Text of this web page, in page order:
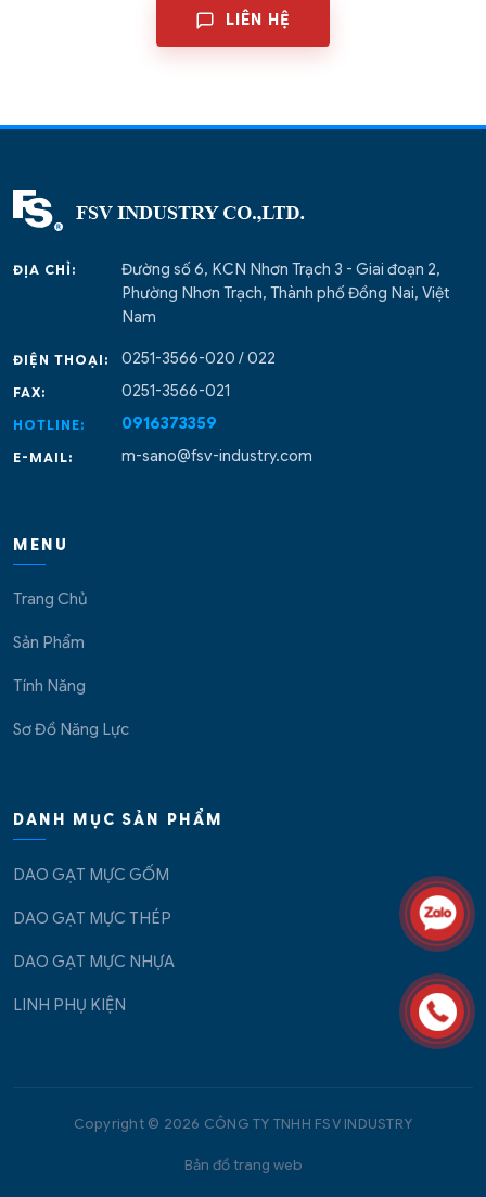
LIÊN HỆ
ĐỊA CHỈ:
Đường số 6, KCN Nhơn Trạch 3 - Giai đoạn 2,
Phường Nhơn Trạch, Thành phố Đồng Nai, Việt
Nam
ĐIỆN THOẠI: 0251-3566-020 / 022
FAX: 0251-3566-021
HOTLINE: 0916373359
E-MAIL: m-sano@fsv-industry.com
MENU
Trang Chủ
Sản Phẩm
Tính Năng
Sơ Đồ Năng Lực
DANH MỤC SẢN PHẨM
DAO GẠT MỰC GỐM
DAO GẠT MỰC THÉP
DAO GẠT MỰC NHỰA
LINH PHỤ KIỆN
Copyright © 2026 CÔNG TY TNHH FSV INDUSTRY
Bản đồ trang web